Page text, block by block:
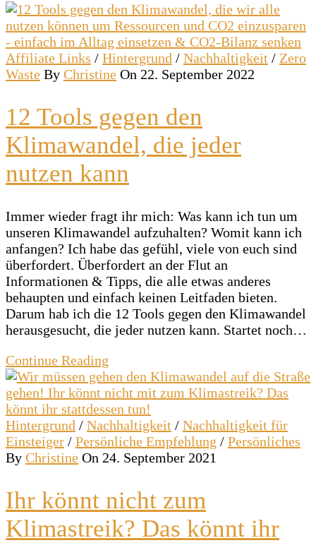
Affiliate Links / Hintergrund / Nachhaltigkeit / Zero
Waste By Christine On 22. September 2022
12 Tools gegen den
Klimawandel, die jeder
nutzen kann
Immer wieder fragt ihr mich: Was kann ich tun um
unseren Klimawandel aufzuhalten? Womit kann ich
anfangen? Ich habe das gefühl, viele von euch sind
überfordert. Überfordert an der Flut an
Informationen & Tipps, die alle etwas anderes
behaupten und einfach keinen Leitfaden bieten.
Darum hab ich die 12 Tools gegen den Klimawandel
herausgesucht, die jeder nutzen kann. Startet noch…
Continue Reading
Hintergrund / Nachhaltigkeit / Nachhaltigkeit für
Einsteiger / Persönliche Empfehlung / Persönliches
By Christine On 24. September 2021
Ihr könnt nicht zum
Klimastreik? Das könnt ihr